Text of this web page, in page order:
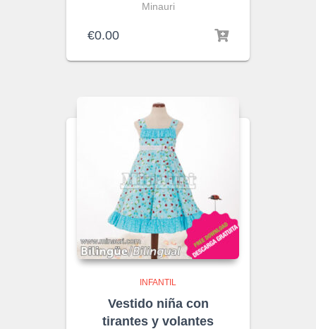
Minauri
€0.00
INFANTIL
Vestido niña con
tirantes y volantes